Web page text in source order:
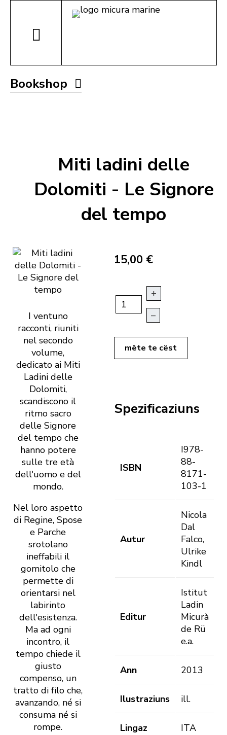
Bookshop
Miti ladini delle
Dolomiti - Le Signore
del tempo
I ventuno
racconti, riuniti
nel secondo
volume,
dedicato ai Miti
Ladini delle
Dolomiti,
scandiscono il
ritmo sacro
delle Signore
del tempo che
hanno potere
sulle tre età
dell'uomo e del
mondo.
Nel loro aspetto
di Regine, Spose
e Parche
srotolano
ineffabili il
gomitolo che
permette di
orientarsi nel
labirinto
dell'esistenza.
Ma ad ogni
incontro, il
tempo chiede il
giusto
compenso, un
tratto di filo che,
avanzando, né si
consuma né si
rompe.
15,00 €
+
–
mëte te cëst
Spezificaziuns
ISBN
I978-
88-
8171-
103-1
Autur
Nicola
Dal
Falco,
Ulrike
Kindl
Editur
Istitut
Ladin
Micurà
de Rü
e.a.
Ann 2013
Ilustraziuns ill.
Lingaz ITA